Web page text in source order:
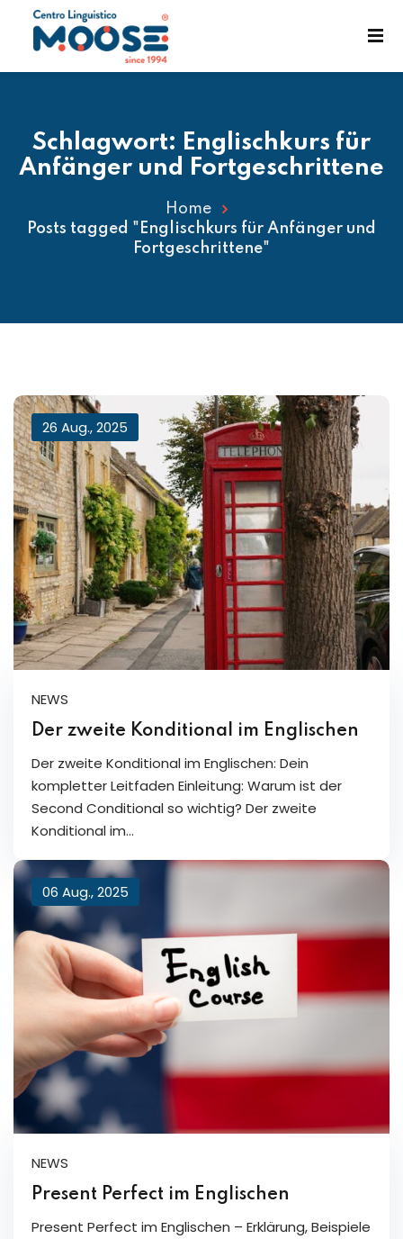
Schlagwort: Englischkurs für
Anfänger und Fortgeschrittene
Home
Posts tagged "Englischkurs für Anfänger und
Fortgeschrittene"
26 Aug., 2025
NEWS
Der zweite Konditional im Englischen
Der zweite Konditional im Englischen: Dein
kompletter Leitfaden Einleitung: Warum ist der
Second Conditional so wichtig? Der zweite
Konditional im…
06 Aug., 2025
NEWS
Present Perfect im Englischen
Present Perfect im Englischen – Erklärung, Beispiele